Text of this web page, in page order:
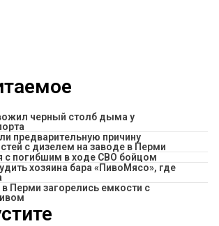
черный столб дыма у
предварительную причину
с дизелем на заводе в Перми
с погибшим в ходе СВО бойцом
хозяина бара «ПивоМясо», где
Перми загорелись емкости с